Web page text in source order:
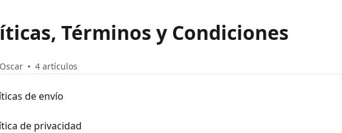
Términos y Condiciones
4 artículos
de envío
de privacidad